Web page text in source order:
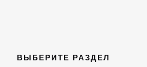
ВЫБЕРИТЕ РАЗДЕЛ